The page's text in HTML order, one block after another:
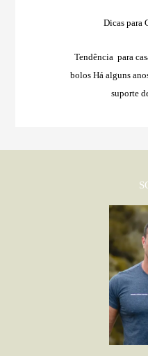
Dicas para
Tendência para
bolos Há alguns
suporte